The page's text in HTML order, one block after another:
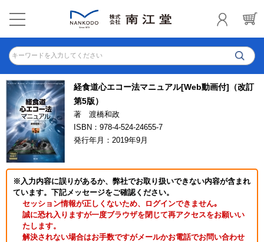
キーワードを入力してください
経食道心エコー法マニュアル[Web動画付]（改訂
第5版）
著 渡橋和政
ISBN：978-4-524-24655-7
発行年月：2019年9月
※入力内容に誤りがあるか、弊社でお取り扱いできない内容が含まれ
ています。下記メッセージをご確認ください。
セッション情報が正しくないため、ログインできません｡
誠に恐れ入りますが一度ブラウザを閉じて再アクセスをお願いい
たします。
解決されない場合はお手数ですがメールかお電話でお問い合わせ